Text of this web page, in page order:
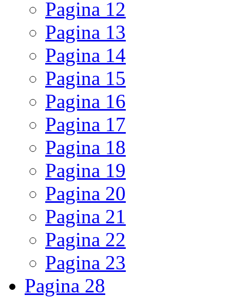
Pagina 12
Pagina 13
Pagina 14
Pagina 15
Pagina 16
Pagina 17
Pagina 18
Pagina 19
Pagina 20
Pagina 21
Pagina 22
Pagina 23
Pagina 28